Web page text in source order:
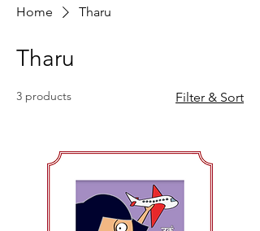
Home Tharu
Tharu
3 products Filter & Sort